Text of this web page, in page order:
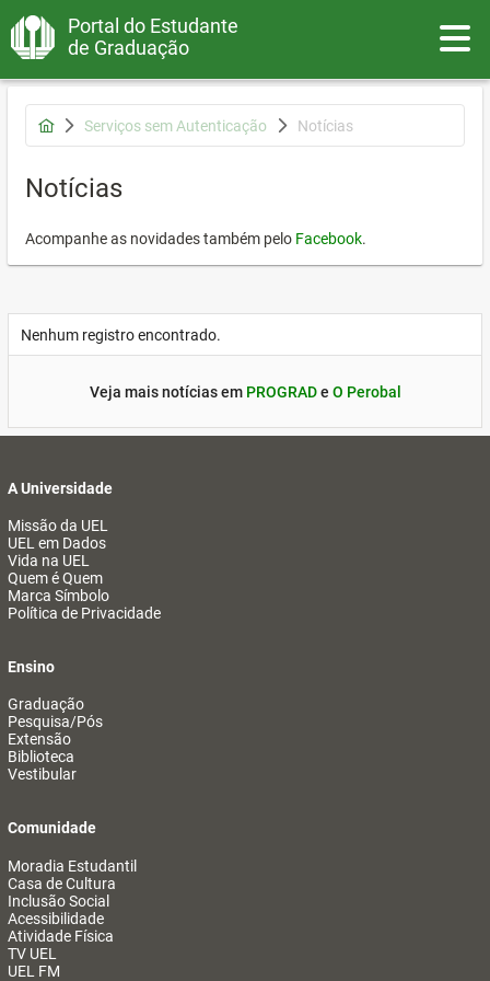
Portal do Estudante
de Graduação
Serviços sem Autenticação Notícias
Notícias
Acompanhe as novidades também pelo Facebook.
Nenhum registro encontrado.
Veja mais notícias em PROGRADe O Perobal
A Universidade
Missão da UEL
UEL em Dados
Vida na UEL
Quem é Quem
Marca Símbolo
Política de Privacidade
Ensino
Graduação
Pesquisa/Pós
Extensão
Biblioteca
Vestibular
Comunidade
Moradia Estudantil
Casa de Cultura
Inclusão Social
Acessibilidade
Atividade Física
TV UEL
UEL FM